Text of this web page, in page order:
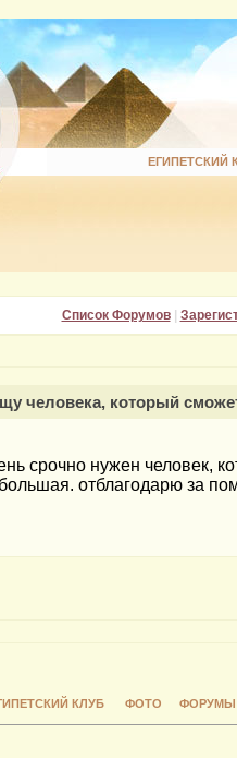
ЕГИПЕТСКИЙ
Список Форумов|
человека, который
срочно нужен человек,
отблагодарю за
КЛУБ ФОТО ФОРУМЫ